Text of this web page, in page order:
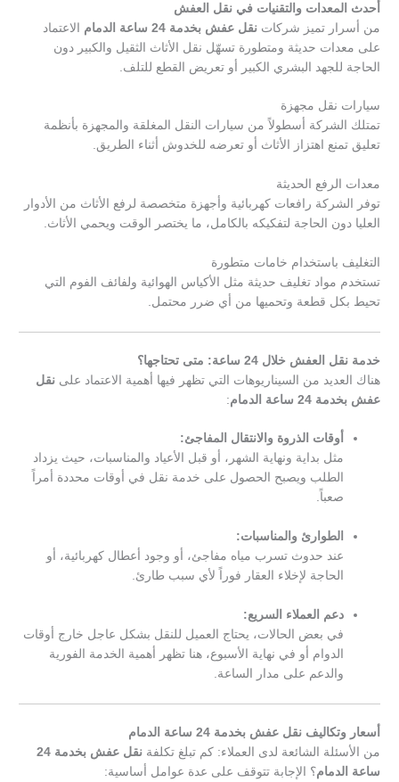
أحدث المعدات والتقنيات في نقل العفش
من أسرار تميز شركاتنقل عفش بخدمة 24 ساعة الدمام
الاعتماد
على معدات حديثة ومتطورة تسهّل نقل الأثاث الثقيل والكبير دون
الحاجة للجهد البشري الكبير أو تعريض القطع للتلف.
سيارات نقل مجهزة
تمتلك الشركة أسطولاً من سيارات النقل المغلقة والمجهزة بأنظمة
تعليق تمنع اهتزاز الأثاث أو تعرضه للخدوش أثناء الطريق.
معدات الرفع الحديثة
توفر الشركة رافعات كهربائية وأجهزة متخصصة لرفع الأثاث من الأدوار
العليا دون الحاجة لتفكيكه بالكامل، ما يختصر الوقت ويحمي الأثاث.
التغليف باستخدام خامات متطورة
تستخدم مواد تغليف حديثة مثل الأكياس الهوائية ولفائف الفوم التي
تحيط بكل قطعة وتحميها من أي ضرر محتمل.
خدمة نقل العفش خلال 24 ساعة: متى تحتاجها؟
هناك العديد من السيناريوهات التي تظهر فيها أهمية الاعتماد علىنقل
عفش بخدمة 24 ساعة الدمام
:
أوقات الذروة والانتقال المفاجئ:
مثل بداية ونهاية الشهر، أو قبل الأعياد والمناسبات، حيث يزداد
الطلب ويصبح الحصول على خدمة نقل في أوقات محددة أمراً
صعباً.
الطوارئ والمناسبات:
عند حدوث تسرب مياه مفاجئ، أو وجود أعطال كهربائية، أو
الحاجة لإخلاء العقار فوراً لأي سبب طارئ.
دعم العملاء السريع:
في بعض الحالات، يحتاج العميل للنقل بشكل عاجل خارج أوقات
الدوام أو في نهاية الأسبوع، هنا تظهر أهمية الخدمة الفورية
والدعم على مدار الساعة.
أسعار وتكاليف نقل عفش بخدمة 24 ساعة الدمام
من الأسئلة الشائعة لدى العملاء: كم تبلغ تكلفة
نقل عفش بخدمة 24
ساعة الدمام؟ الإجابة تتوقف على عدة عوامل أساسية: